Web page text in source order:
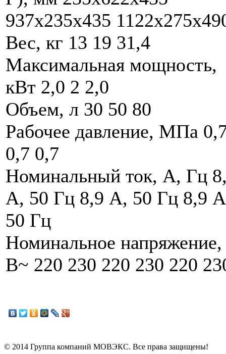
937х235х435
Вес, кг 13 19 31,4
Максимальная мощность,
кВт 2,0 2 2,0
Объем, л 30 50 80
Рабочее давление, МПа
0,7 0,7
Номинальный ток, А, Гц
А, 50 Гц 8,9 А, 50 Гц 8,9
50 Гц
Номинальное напряжение,
В~ 220 230 220 230 220
© 2014 Группа компаний МОВЭКС. Все права защищены!